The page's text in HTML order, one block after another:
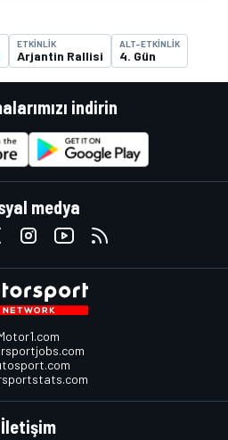
ETKINLIK
Arjantin Rallisi
ALT-ETKINLIK
4. Gün
indirin
medya
İletişim